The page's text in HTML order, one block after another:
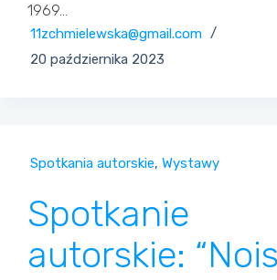
1969…
11zchmielewska@gmail.com
20 października 2023
Spotkania autorskie, Wystawy
Spotkanie
autorskie: